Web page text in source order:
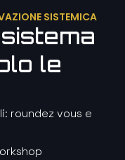
SISTEMICA
le
roundez vous e